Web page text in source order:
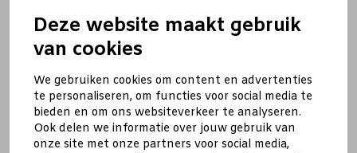
Deze website maakt gebruik
van cookies
We gebruiken cookies om content en advertenties
te personaliseren, om functies voor social media te
bieden en om ons websiteverkeer te analyseren.
Ook delen we informatie over jouw gebruik van
onze site met onze partners voor social media,